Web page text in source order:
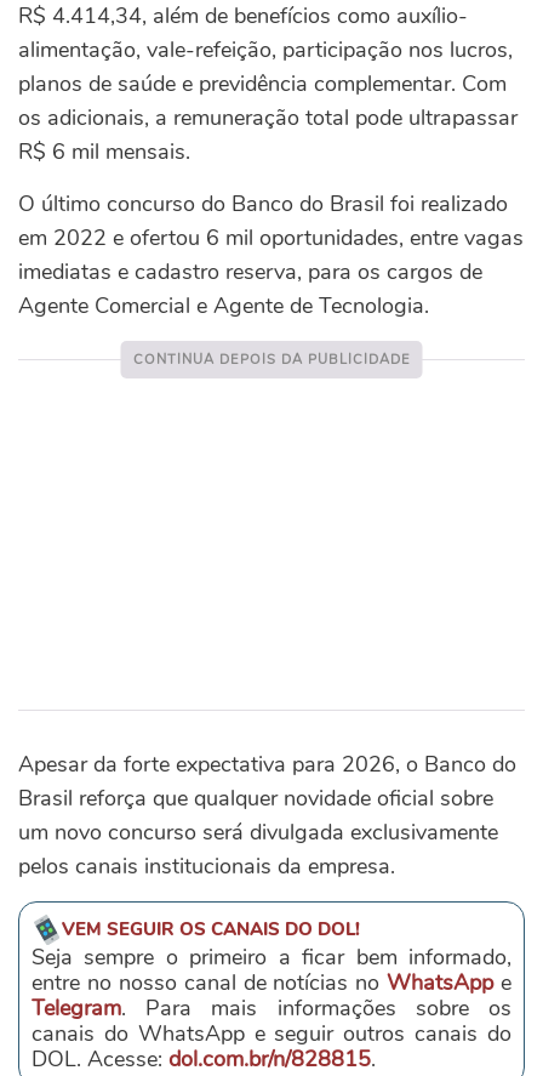
R$ 4.414,34, além de benefícios como auxílio-
alimentação, vale-refeição, participação nos lucros,
planos de saúde e previdência complementar. Com
os adicionais, a remuneração total pode ultrapassar
R$ 6 mil mensais.
O último concurso do Banco do Brasil foi realizado
em 2022 e ofertou 6 mil oportunidades, entre vagas
imediatas e cadastro reserva, para os cargos de
Agente Comercial e Agente de Tecnologia.
Apesar da forte expectativa para 2026, o Banco do
Brasil reforça que qualquer novidade oficial sobre
um novo concurso será divulgada exclusivamente
pelos canais institucionais da empresa.
VEM SEGUIR OS CANAIS DO DOL!
Seja sempre o primeiro a ficar bem informado,
entre no nosso canal de notícias noWhatsAppe
Telegram. Para mais informações sobre os
canais do WhatsApp e seguir outros canais do
DOL. Acesse: dol.com.br/n/828815.